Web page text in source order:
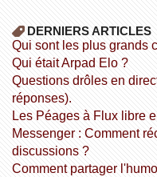
DERNIERS ARTICLES
Qui sont les plus
Qui était Arpad Elo ?
Questions drôles en direct de Facebook (avec les
réponses).
Les Péages à Flux libre
Messenger : Comment récupérer et lire toutes les
discussions ?
Comment partager